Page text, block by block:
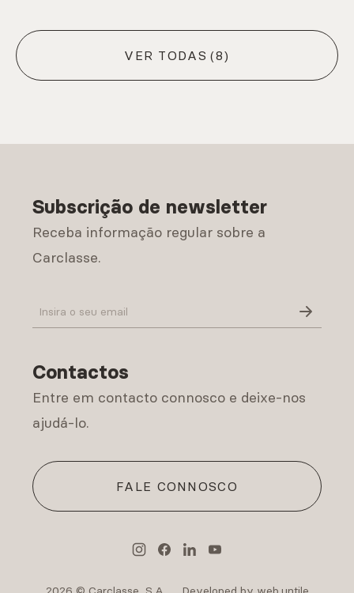
VER TODAS (8)
Subscrição de newsletter
Receba informação regular sobre a
Carclasse.
Contactos
Entre em contacto connosco e deixe-nos
ajudá-lo.
FALE CONNOSCO